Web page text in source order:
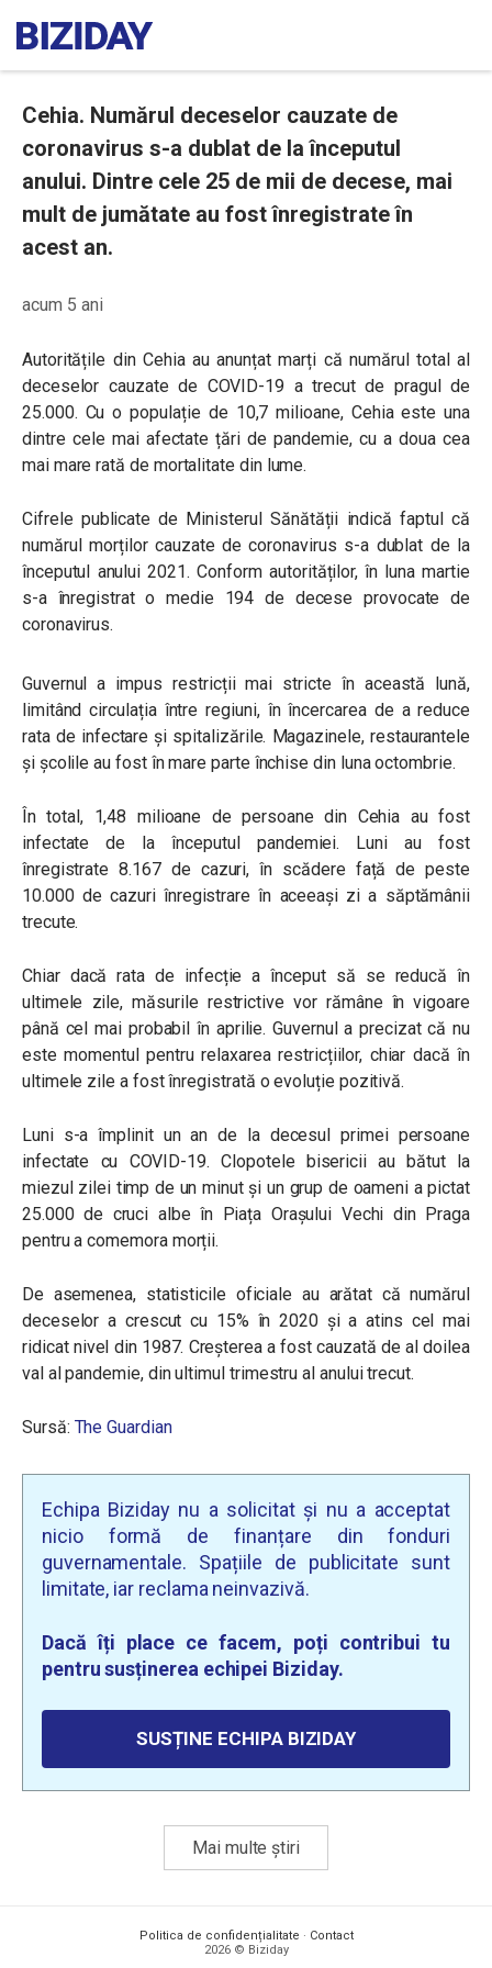
Cehia. Numărul deceselor cauzate de
coronavirus s-a dublat de la începutul
anului. Dintre cele 25 de mii de decese, mai
mult de jumătate au fost înregistrate în
acest an.
acum 5 ani
Autoritățile din Cehia au anunțat marți că numărul total al
deceselor cauzate de COVID-19 a trecut de pragul de
25.000. Cu o populație de 10,7 milioane, Cehia este una
dintre cele mai afectate țări de pandemie, cu a doua cea
mai mare rată de mortalitate din lume.
Cifrele publicate de Ministerul Sănătății indică faptul că
numărul morților cauzate de coronavirus s-a dublat de la
începutul anului 2021. Conform autorităților, în luna martie
s-a înregistrat o medie 194 de decese provocate de
coronavirus.
Guvernul a impus restricții mai stricte în această lună,
limitând circulația între regiuni, în încercarea de a reduce
rata de infectare și spitalizările. Magazinele, restaurantele
și școlile au fost în mare parte închise din luna octombrie.
În total, 1,48 milioane de persoane din Cehia au fost
infectate de la începutul pandemiei. Luni au fost
înregistrate 8.167 de cazuri, în scădere față de peste
10.000 de cazuri înregistrare în aceeași zi a săptămânii
trecute.
Chiar dacă rata de infecție a început să se reducă în
ultimele zile, măsurile restrictive vor rămâne în vigoare
până cel mai probabil în aprilie. Guvernul a precizat că nu
este momentul pentru relaxarea restricțiilor, chiar dacă în
ultimele zile a fost înregistrată o evoluție pozitivă.
Luni s-a împlinit un an de la decesul primei persoane
infectate cu COVID-19. Clopotele bisericii au bătut la
miezul zilei timp de un minut și un grup de oameni a pictat
25.000 de cruci albe în Piața Orașului Vechi din Praga
pentru a comemora morții.
De asemenea, statisticile oficiale au arătat că numărul
deceselor a crescut cu 15% în 2020 și a atins cel mai
ridicat nivel din 1987. Creșterea a fost cauzată de al doilea
val al pandemie, din ultimul trimestru al anului trecut.
Sursă: The Guardian
Echipa Biziday nu a solicitat și nu a acceptat
nicio formă de finanțare din fonduri
guvernamentale. Spațiile de publicitate sunt
limitate, iar reclama neinvazivă.
Dacă îți place ce facem, poți contribui tu
pentru susținerea echipei Biziday.
SUSȚINE ECHIPA BIZIDAY
Mai multe știri
Politica de confidențialitate · Contact
2026 © Biziday